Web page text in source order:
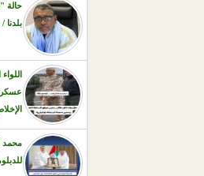
حالة
بلدنا
عسكري
محمد